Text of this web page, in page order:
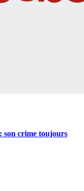
son crime toujours